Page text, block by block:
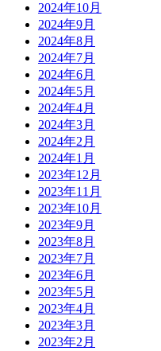
2024年10月
2024年9月
2024年8月
2024年7月
2024年6月
2024年5月
2024年4月
2024年3月
2024年2月
2024年1月
2023年12月
2023年11月
2023年10月
2023年9月
2023年8月
2023年7月
2023年6月
2023年5月
2023年4月
2023年3月
2023年2月